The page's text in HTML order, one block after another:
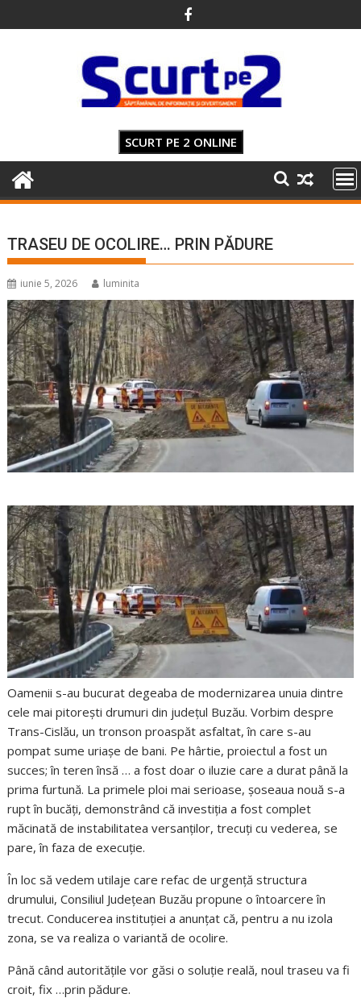
to
SCURT PE 2 ONLINE
TRASEU DE OCOLIRE… PRIN PĂDURE
iunie 5, 2026 luminita
Oamenii s-au bucurat degeaba de modernizarea unuia dintre
cele mai pitorești drumuri din județul Buzău. Vorbim despre
Trans-Cislău, un tronson proaspăt asfaltat, în care s-au
pompat sume uriașe de bani. Pe hârtie, proiectul a fost un
succes; în teren însă … a fost doar o iluzie care a durat până la
prima furtună. La primele ploi mai serioase, șoseaua nouă s-a
rupt în bucăți, demonstrând că investiția a fost complet
măcinată de instabilitatea versanților, trecuți cu vederea, se
pare, în faza de execuție.
În loc să vedem utilaje care refac de urgență structura
drumului, Consiliul Județean Buzău propune o întoarcere în
trecut. Conducerea instituției a anunțat că, pentru a nu izola
zona, se va realiza o variantă de ocolire.
Până când autoritățile vor găsi o soluție reală, noul traseu va fi
croit, fix …prin pădure.